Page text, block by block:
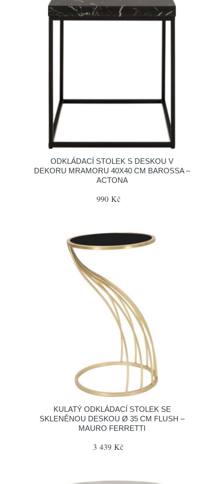
ODKLÁDACÍ STOLEK S DESKOU V
DEKORU MRAMORU 40X40 CM BAROSSA –
ACTONA
990 Kč
KULATÝ ODKLÁDACÍ STOLEK SE
SKLENĚNOU DESKOU Ø 35 CM FLUSH –
MAURO FERRETTI
3 439 Kč